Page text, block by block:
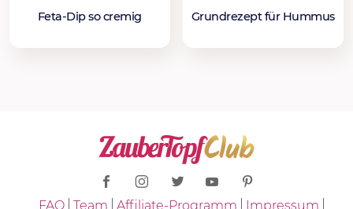
Feta-Dip so cremig Grundrezept für Hummus
FAQ Team Affiliate-Programm
Impressum